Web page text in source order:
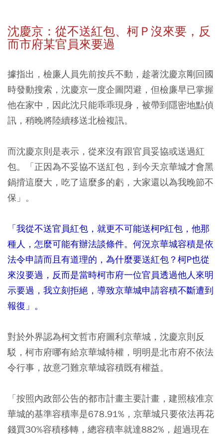
沈慶京：從不送紅包、柯Ｐ沒來要，反
而市府某官員來要過
據指出，檢廉人員先前按兵不動，趁著沈慶京剛回國
時發動搜索，沈慶京一度企圖閃避，但檢廉早已掌握
他在家中，因此沈只能乖乖現身，被帶到隱密地點偵
訊，稍晚將陸續移送北檢複訊。
而沈慶京則是表示，從來沒有跟官員妥協或送過紅
包。「正因為不妥協不送紅包，到今天京華城才會黑
鍋揹這麼大，吃了這麼多的虧，大家還以為我晚節不
保」。
「我從不送官員紅包，就更不可能送柯P紅包，他那
種人，怎麼可能有辦法談條件。何況京華城容積是依
法令申請而且有道理的，為什麼要送紅包？柯P也從
來沒要過，反而是當時柯市府一位官員透過他人來明
示要過，我立刻拒絕，導致京華城申請容積不斷遭到
報復」。
對於外界認為柯文哲市府圖利京華城，沈慶京則反
駁，柯市府哪有給京華城特權，明明是北市府不依法
令行事，故意刁難京華城容積既有權益。
「按照內政部公告的都市計畫主要計畫，建照核准京
華城的基準容積率是678.91%，京華城只要依法再花
錢買30%容積移轉，總容積率就達882%，超過現在